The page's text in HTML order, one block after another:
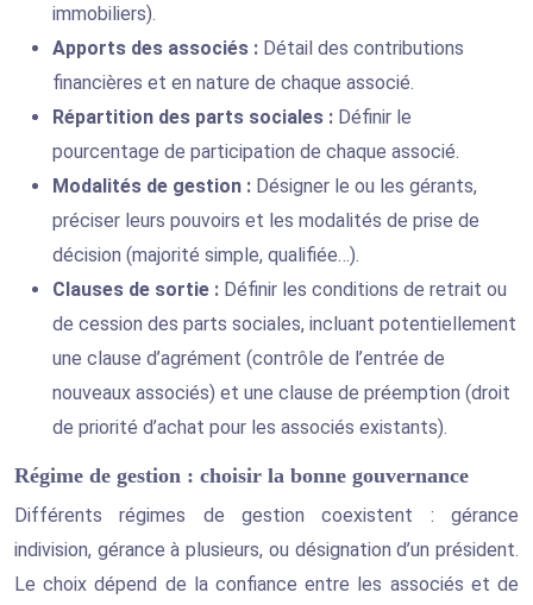
immobiliers).
Apports des associés : Détail des contributions
financières et en nature de chaque associé.
Répartition des parts sociales : Définir le
pourcentage de participation de chaque associé.
Modalités de gestion : Désigner le ou les gérants,
préciser leurs pouvoirs et les modalités de prise de
décision (majorité simple, qualifiée…).
Clauses de sortie : Définir les conditions de retrait ou
de cession des parts sociales, incluant potentiellement
une clause d’agrément (contrôle de l’entrée de
nouveaux associés) et une clause de préemption (droit
de priorité d’achat pour les associés existants).
Régime de gestion : choisir la bonne gouvernance
Différents régimes de gestion coexistent : gérance
indivision, gérance à plusieurs, ou désignation d’un président.
Le choix dépend de la confiance entre les associés et de